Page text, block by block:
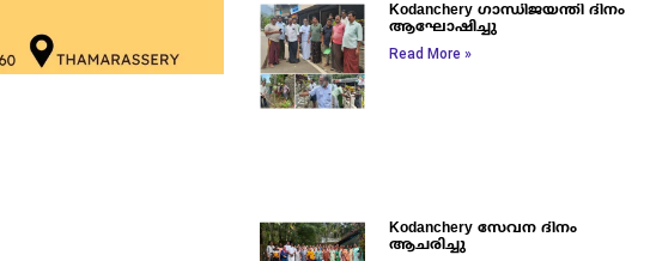
Kodanchery ഗാന്ധിജയന്തി ദിനം
ആഘോഷിച്ചു
Read More »
Kodanchery സേവന ദിനം
ആചരിച്ചു